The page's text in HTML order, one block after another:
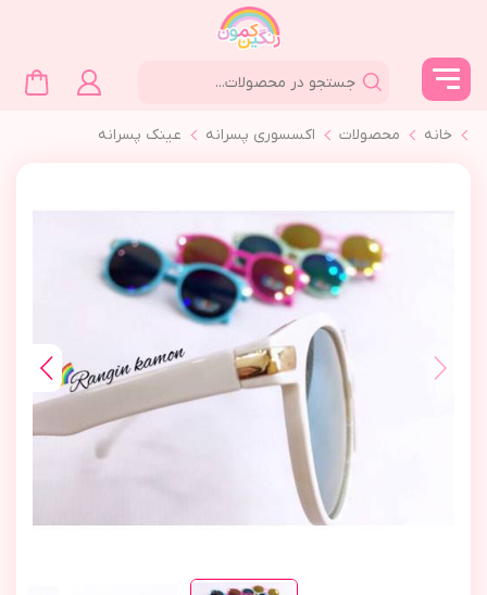
خانه محصولات اکسسوری پسرانه عینک پسرانه